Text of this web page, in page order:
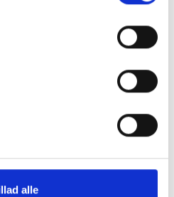
alle
så det passer
PASSER GODT SAMMEN: